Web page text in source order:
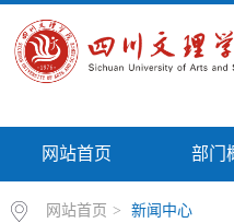
网站首页 部门
网站首页 > 新闻中心